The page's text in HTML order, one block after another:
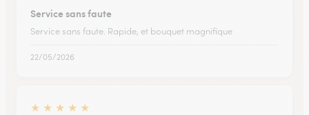
Service sans faute
Service sans faute. Rapide, et bouquet magnifique
22/05/2026
★ ★ ★ ★ ★